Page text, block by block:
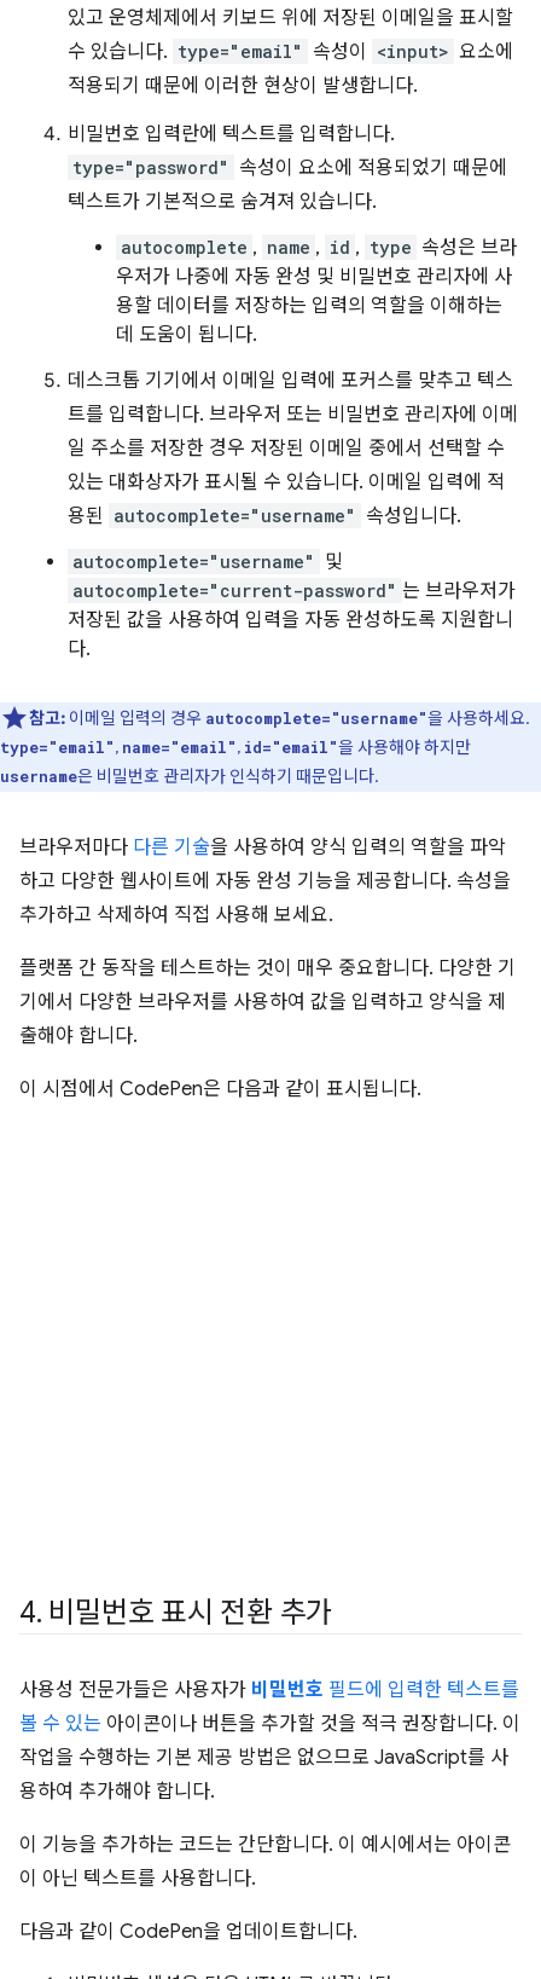
있고 운영체제에서 키보드 위에 저장된 이메일을 표시할
수 있습니다. type="email" 속성이 <input> 요소에
적용되기 때문에 이러한 현상이 발생합니다.
비밀번호 입력란에 텍스트를 입력합니다.
type="password"
속성이 요소에 적용되었기 때문에
텍스트가 기본적으로 숨겨져 있습니다.
autocomplete , name , id , type 속성은 브라
우저가 나중에 자동 완성 및 비밀번호 관리자에 사
용할 데이터를 저장하는 입력의 역할을 이해하는
데 도움이 됩니다.
데스크톱 기기에서 이메일 입력에 포커스를 맞추고 텍스
트를 입력합니다. 브라우저 또는 비밀번호 관리자에 이메
일 주소를 저장한 경우 저장된 이메일 중에서 선택할 수
있는 대화상자가 표시될 수 있습니다. 이메일 입력에 적
용된 autocomplete="username" 속성입니다.
autocomplete="username" 및
autocomplete="current-password" 는 브라우저가
저장된 값을 사용하여 입력을 자동 완성하도록 지원합니
다.
참고: 이메일 입력의 경우 autocomplete="username"을 사용하세요.
type="email", name="email", id="email"을 사용해야 하지만
username은 비밀번호 관리자가 인식하기 때문입니다.
브라우저마다 다른 기술을 사용하여 양식 입력의 역할을 파악
하고 다양한 웹사이트에 자동 완성 기능을 제공합니다. 속성을
추가하고 삭제하여 직접 사용해 보세요.
플랫폼 간 동작을 테스트하는 것이 매우 중요합니다. 다양한 기
기에서 다양한 브라우저를 사용하여 값을 입력하고 양식을 제
출해야 합니다.
이 시점에서 CodePen은 다음과 같이 표시됩니다.
4. 비밀번호 표시 전환 추가
사용성 전문가들은 사용자가 비밀번호 필드에 입력한 텍스트를
볼 수 있는 아이콘이나 버튼을 추가할 것을 적극 권장합니다. 이
작업을 수행하는 기본 제공 방법은 없으므로 JavaScript를 사
용하여 추가해야 합니다.
이 기능을 추가하는 코드는 간단합니다. 이 예시에서는 아이콘
이 아닌 텍스트를 사용합니다.
다음과 같이 CodePen을 업데이트합니다.